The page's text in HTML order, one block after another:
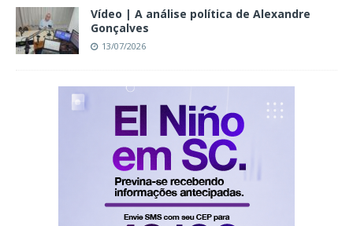
Vídeo | A análise política de Alexandre
Gonçalves
13/07/2026